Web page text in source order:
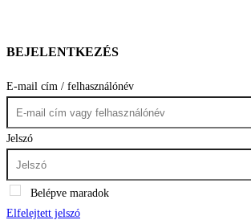
BEJELENTKEZÉS
E-mail cím / felhasználónév
Jelszó
Belépve maradok
Elfelejtett jelszó